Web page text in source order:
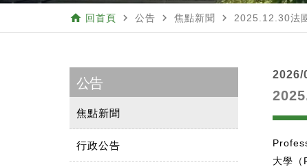
home 回首頁 navigate_next 公告 navigate_next 焦點新聞 navigate_next 2025.12.30法
公告
焦點新聞
行政公告
2026/
大學（